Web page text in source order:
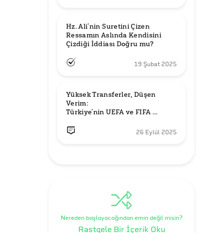
Hz. Ali’nin Suretini Çizen
Ressamın Aslında Kendisini
Çizdiği İddiası Doğru mu?
19 Şubat 2025
Yüksek Transferler, Düşen
Verim:
Türkiye’nin UEFA ve FIFA
26 Eylül 2025
Nereden başlayacağından emin değil misin?
Rastgele Bir İçerik Oku